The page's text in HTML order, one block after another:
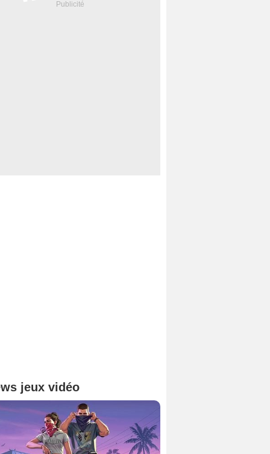
jeux vidéo